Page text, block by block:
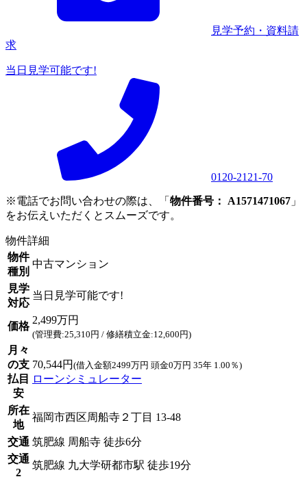
見学予約・資料請
求
当日見学可能です!
0120-2121-70
※電話でお問い合わせの際は、「 物件番号： A1571471067 」
をお伝えいただくとスムーズです。
物件詳細
物件
種別
中古マンション
見学
対応
当日見学可能です!
価格
2,499万円
(管理費:25,310円 / 修繕積立金:12,600円)
月々
の支
払目
安
70,544円 (借入金額2499万円 頭金0万円 35年 1.00％)
ローンシミュレーター
所在
地
福岡市西区周船寺２丁目 13-48
交通 筑肥線 周船寺 徒歩6分
交通
2
筑肥線 九大学研都市駅 徒歩19分